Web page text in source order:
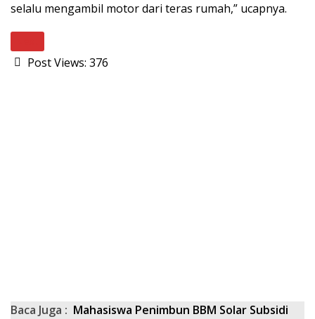
selalu mengambil motor dari teras rumah,” ucapnya.
Post Views: 376
Baca Juga : Mahasiswa Penimbun BBM Solar Subsidi